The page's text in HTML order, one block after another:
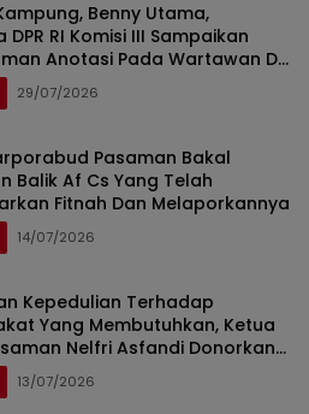
Benny Utama,
RI Komisi III Sampaikan
Anotasi Pada Wartawan Di
29/07/2026
Pasaman Bakal
Balik Af Cs Yang Telah
Fitnah Dan Melaporkannya
14/07/2026
Kepedulian Terhadap
Yang Membutuhkan, Ketua
Nelfri Asfandi Donorkan
13/07/2026